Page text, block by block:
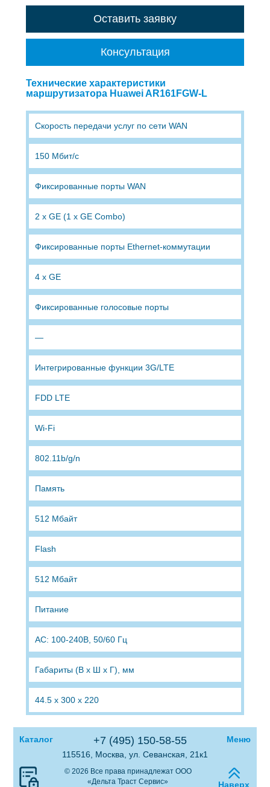
Оставить заявку
Консультация
Технические характеристики
маршрутизатора Huawei AR161FGW-L
Скорость передачи услуг по сети WAN
150 Мбит/с
Фиксированные порты WAN
2 x GE (1 x GE Combo)
Фиксированные порты Ethernet-коммутации
4 x GE
Фиксированные голосовые порты
—
Интегрированные функции 3G/LTE
FDD LTE
Wi-Fi
802.11b/g/n
Память
512 Мбайт
Flash
512 Мбайт
Питание
AC: 100-240В, 50/60 Гц
Габариты (В x Ш x Г), мм
44.5 х 300 х 220
Каталог +7 (495) 150-58-55
Меню
115516, Москва, ул. Севанская, 21к1
© 2026 Все права принадлежат ООО
«Дельта Траст Сервис»
Наверх